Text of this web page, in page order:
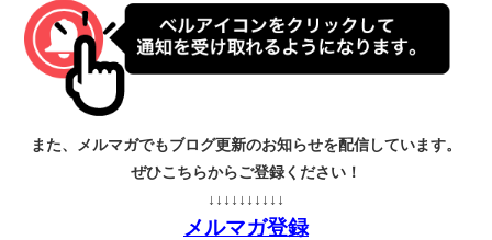
また、メルマガでもブログ更新のお知らせを配信しています。
ぜひこちらからご登録ください！
↓↓↓↓↓↓↓↓↓↓
メルマガ登録